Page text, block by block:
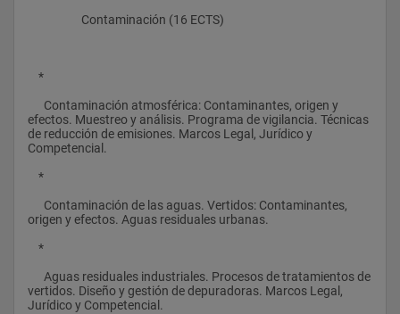
desarrollarlas e integrarlas, minimizando el impacto
medioambiental de las necesidades energéticas.
El objetivo general es formar profesionales competentes en el
ámbito del medio ambiente, la seguridad y las energías
renovables con capacidad para:
    *
                    Contaminación (16 ECTS)
    *
efectos. Muestreo y análisis. Programa de vigilancia. Técnicas
de reducción de emisiones. Marcos Legal, Jurídico y
Competencial.
    *
origen y efectos. Aguas residuales urbanas.
    *
vertidos. Diseño y gestión de depuradoras. Marcos Legal,
Jurídico y Competencial.